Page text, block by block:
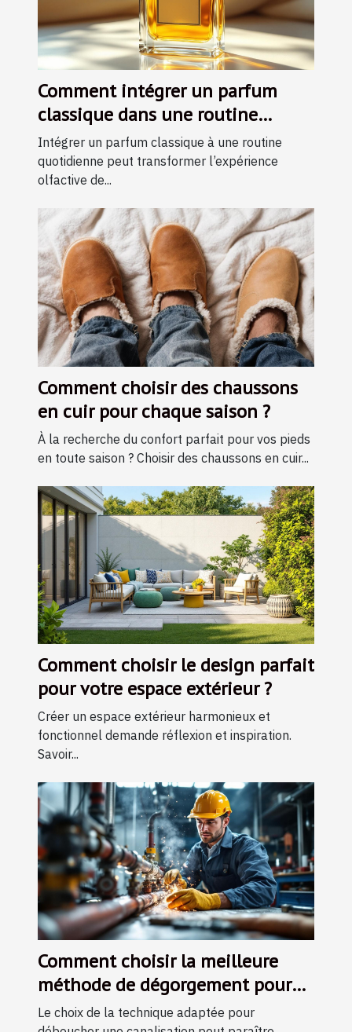
Comment intégrer un parfum
classique dans une routine
quotidienne ?
Intégrer un parfum classique à une routine
quotidienne peut transformer l’expérience
olfactive de...
Comment choisir des chaussons
en cuir pour chaque saison ?
À la recherche du confort parfait pour vos pieds
en toute saison ? Choisir des chaussons en cuir...
Comment choisir le design parfait
pour votre espace extérieur ?
Créer un espace extérieur harmonieux et
fonctionnel demande réflexion et inspiration.
Savoir...
Comment choisir la meilleure
méthode de dégorgement pour
vos canalisations ?
Le choix de la technique adaptée pour